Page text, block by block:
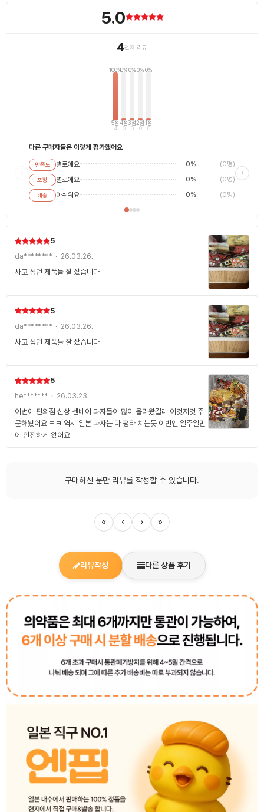
5.0
4전체 리뷰
100%
5점
4
0%
4점
0
0%
3점
0
0%
2점
0
0%
1점
0
다른 구매자들은 이렇게 평가했어요
만족도 별로에요 0% (0명)
포장 별로에요 0% (0명)
배송 아쉬워요 0% (0명)
별로에
평범해
›
5
da******** · 26.03.26.
사고 싶던 제품들 잘 샀습니다
5
da******** · 26.03.26.
사고 싶던 제품들 잘 샀습니다
5
he******* · 26.03.23.
이번에 편의점 신상 센베이 과자들이 많이 올라왔길래 이것저것 주
문해봤어요 ㅋㅋ 역시 일본 과자는 다 평타 치는듯 이번엔 일주일만
에 안전하게 왔어요
구매하신 분만 리뷰를 작성할 수 있습니다.
« ‹ › »
리뷰작성 다른 상품 후기